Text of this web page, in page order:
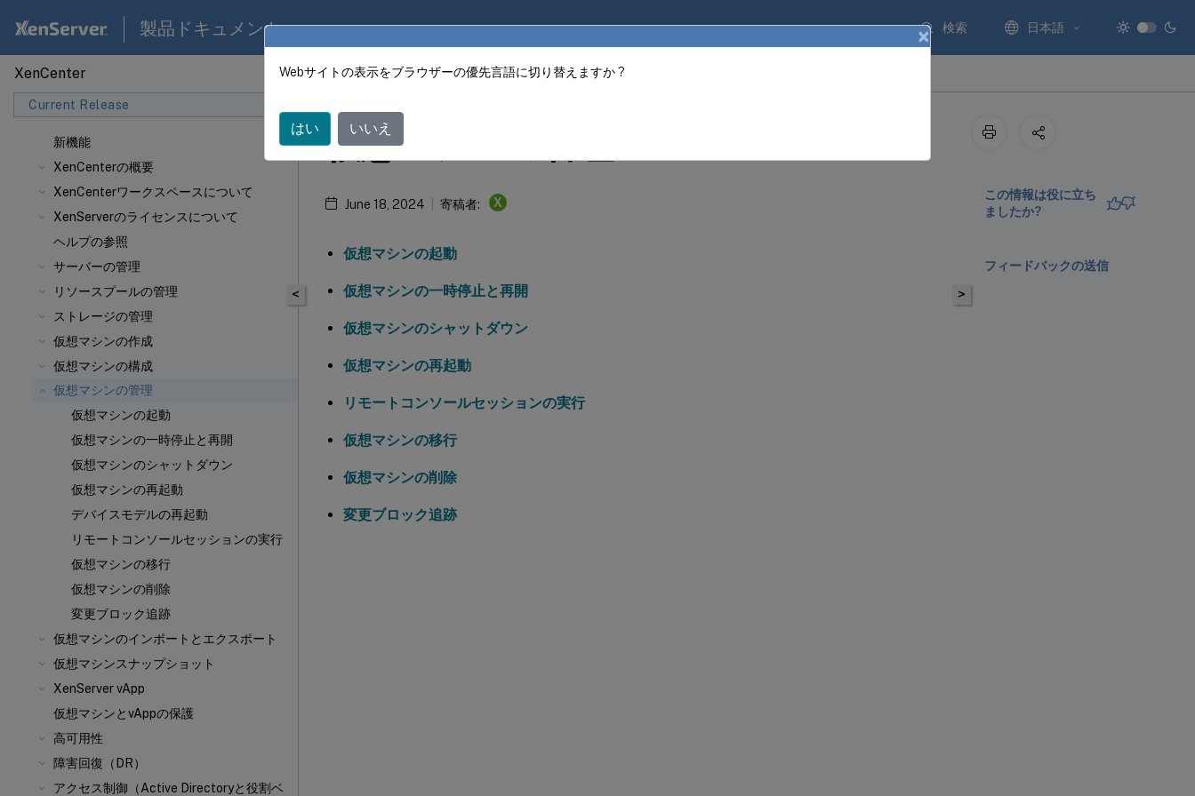
製品ドキュメント 検索 日本語
XenCenter
Current Release
新機能
XenCenterの概要
XenCenterワークスペースについて
XenServerのライセンスについて
ヘルプの参照
サーバーの管理
リソースプールの管理
ストレージの管理
仮想マシンの作成
仮想マシンの構成
仮想マシンの管理
仮想マシンの起動
仮想マシンの一時停止と再開
仮想マシンのシャットダウン
仮想マシンの再起動
デバイスモデルの再起動
リモートコンソールセッションの実行
仮想マシンの移行
仮想マシンの削除
変更ブロック追跡
仮想マシンのインポートとエクスポート
仮想マシンスナップショット
XenServer vApp
仮想マシンとvAppの保護
高可用性
障害回復（DR）
アクセス制御（Active Directoryと役割ベ
XenCenter XenCenter
<
仮想マシンの管理
June 18, 2024 寄稿者: X
仮想マシンの起動
仮想マシンの一時停止と再開
仮想マシンのシャットダウン
仮想マシンの再起動
リモートコンソールセッションの実行
仮想マシンの移行
仮想マシンの削除
変更ブロック追跡
>
この情報は役に立ち
ましたか?
フィードバックの送信
×
Webサイトの表示をブラウザーの優先言語に切り替えますか ?
はい いいえ